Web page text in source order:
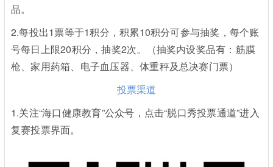
品。
2.每投出1票等于1积分，积累10积分可参与抽奖，每个账
号每日上限20积分，抽奖2次。（抽奖内设奖品有：筋膜
枪、家用药箱、电子血压器、体重秤及总决赛门票）
投票渠道
1.关注“海口健康教育”公众号，点击“脱口秀投票通道”进入
复赛投票界面。